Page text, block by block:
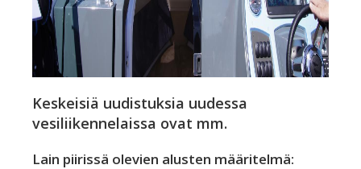
Keskeisiä uudistuksia uudessa
vesiliikennelaissa ovat mm.
Lain piirissä olevien alusten määritelmä: